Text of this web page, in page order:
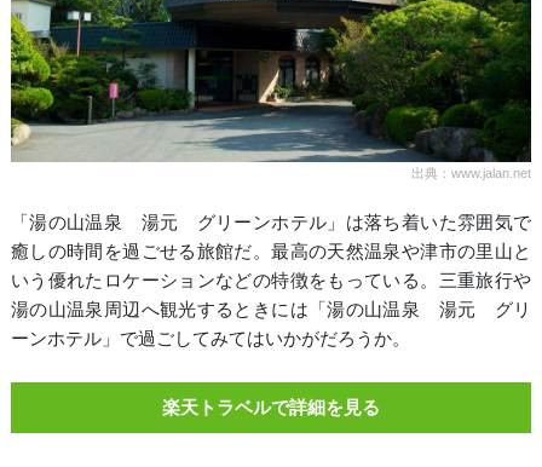
出典：www.jalan.net
「湯の山温泉 湯元 グリーンホテル」は落ち着いた雰囲気で
癒しの時間を過ごせる旅館だ。最高の天然温泉や津市の里山と
いう優れたロケーションなどの特徴をもっている。三重旅行や
湯の山温泉周辺へ観光するときには「湯の山温泉 湯元 グリ
ーンホテル」で過ごしてみてはいかがだろうか。
楽天トラベルで詳細を見る